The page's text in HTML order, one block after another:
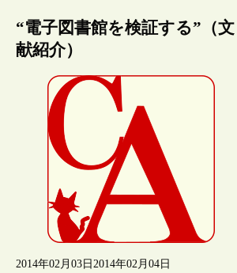
“電子図書館を検証する”（文
献紹介）
2014年02月03日 2014年02月04日